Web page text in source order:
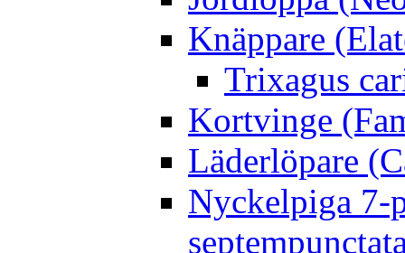
Knäppare
Trixagus
Kortvinge
Läderlöpare
Nyckelpiga 7-